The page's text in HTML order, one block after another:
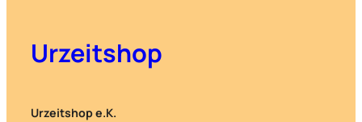
Urzeitshop
Urzeitshop e.K.